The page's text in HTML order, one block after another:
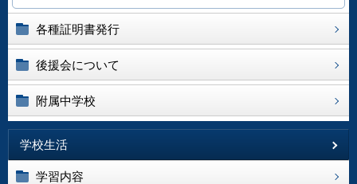
各種証明書発行
後援会について
附属中学校
学校生活
学習内容